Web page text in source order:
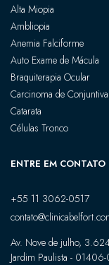
Alta Miopia
Ambliopia
Anemia Falciforme
Auto Exame de Mácula
Braquiterapia Ocular
Carcinoma de Conjuntiva
Catarata
Células Tronco
ENTRE EM CONTATO
+55 11 3062-0517
Av. Nove de julho,
Jardim Paulista -